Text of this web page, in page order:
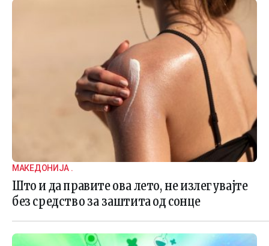
МАКЕДОНИЈА .
Што и да правите ова лето, не излегувајте
без средство за заштита од сонце